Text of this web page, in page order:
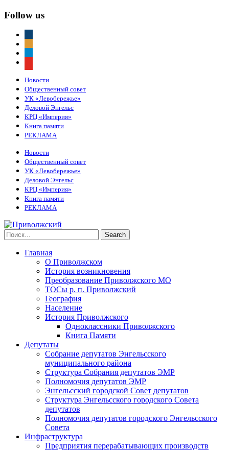
Follow us
Новости
Общественный совет
УК «Левобережье»
Деловой Энгельс
КРЦ «Империя»
Книга памяти
РЕКЛАМА
Новости
Общественный совет
УК «Левобережье»
Деловой Энгельс
КРЦ «Империя»
Книга памяти
РЕКЛАМА
Главная
О Приволжском
История возникновения
Преобразование Приволжского МО
ТОСы р. п. Приволжский
География
Население
История Приволжского
Одноклассники Приволжского
Книга Памяти
Депутаты
Собрание депутатов Энгельсского
муниципального района
Структура Собрания депутатов ЭМР
Полномочия депутатов ЭМР
Энгельсский городской Совет депутатов
Структура Энгельсского городского Совета
депутатов
Полномочия депутатов городского Энгельсского
Совета
Инфраструктура
Предприятия перерабатывающих производств